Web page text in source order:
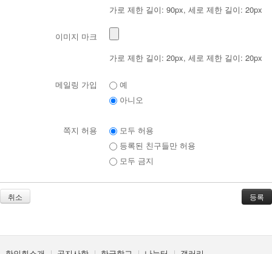
가로 제한 길이: 90px, 세로 제한 길이: 20px
이미지 마크
가로 제한 길이: 20px, 세로 제한 길이: 20px
메일링 가입
예
아니오
쪽지 허용
모두 허용
등록된 친구들만 허용
모두 금지
취소